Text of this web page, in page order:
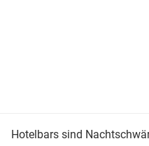
Hotelbars sind